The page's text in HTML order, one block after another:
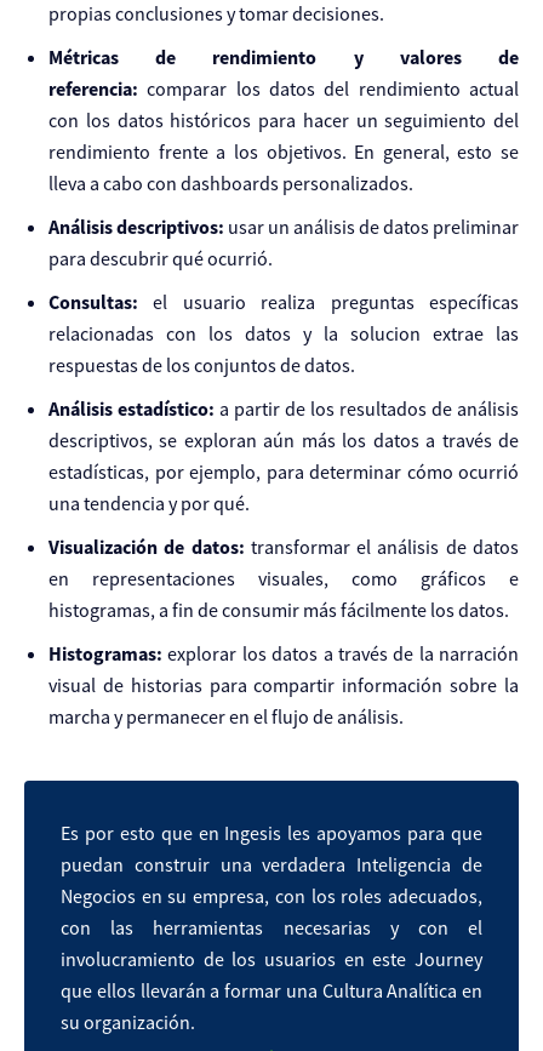
propias conclusiones y tomar decisiones.
Métricas de rendimiento y valores de
referencia: comparar los datos del rendimiento actual
con los datos históricos para hacer un seguimiento del
rendimiento frente a los objetivos. En general, esto se
lleva a cabo con dashboards personalizados.
Análisis descriptivos: usar un análisis de datos preliminar
para descubrir qué ocurrió.
Consultas: el usuario realiza preguntas específicas
relacionadas con los datos y la solucion extrae las
respuestas de los conjuntos de datos.
Análisis estadístico: a partir de los resultados de análisis
descriptivos, se exploran aún más los datos a través de
estadísticas, por ejemplo, para determinar cómo ocurrió
una tendencia y por qué.
Visualización de datos: transformar el análisis de datos
en representaciones visuales, como gráficos e
histogramas, a fin de consumir más fácilmente los datos.
Histogramas: explorar los datos a través de la narración
visual de historias para compartir información sobre la
marcha y permanecer en el flujo de análisis.
Es por esto que en Ingesis les apoyamos para que
puedan construir una verdadera Inteligencia de
Negocios en su empresa, con los roles adecuados,
con las herramientas necesarias y con el
involucramiento de los usuarios en este Journey
que ellos llevarán a formar una Cultura Analítica en
su organización.